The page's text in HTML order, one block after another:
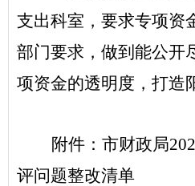
支出科室 ，要求专项资
部门要求，做到能公开
项资金的透明度，打造
附件：市财政局
评问题整改清单